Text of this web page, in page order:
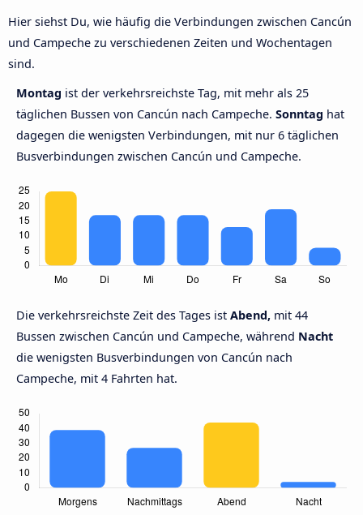
Hier siehst Du, wie häufig die Verbindungen zwischen Cancún
und Campeche zu verschiedenen Zeiten und Wochentagen
sind.
Montag ist der verkehrsreichste Tag, mit mehr als 25
täglichen Bussen von Cancún nach Campeche. Sonntag hat
dagegen die wenigsten Verbindungen, mit nur 6 täglichen
Busverbindungen zwischen Cancún und Campeche.
Die verkehrsreichste Zeit des Tages ist Abend, mit 44
Bussen zwischen Cancún und Campeche, während Nacht
die wenigsten Busverbindungen von Cancún nach
Campeche, mit 4 Fahrten hat.